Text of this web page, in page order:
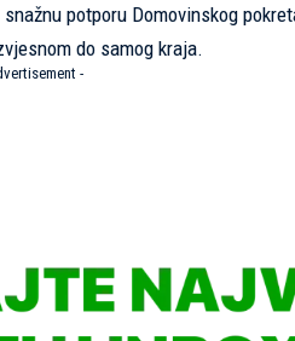
potporu Domovinskog
do samog kraja.
-